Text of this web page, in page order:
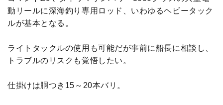
動リールに深海釣り専用ロッド、いわゆるヘビータック
ルが基本となる。
ライトタックルの使用も可能だが事前に船長に相談し、
トラブルのリスクも覚悟したい。
仕掛けは胴つき15～20本バリ。